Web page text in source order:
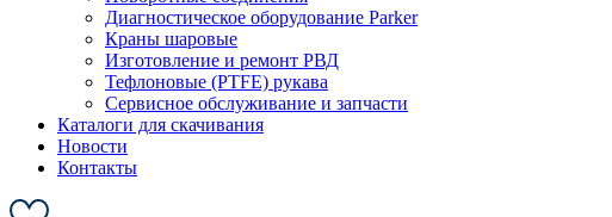
Диагностическое оборудование Parker
Краны шаровые
Изготовление и ремонт РВД
Тефлоновые (PTFE) рукава
Сервисное обслуживание и запчасти
Каталоги для скачивания
Новости
Контакты